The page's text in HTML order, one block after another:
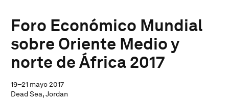
Foro Económico Mundial
sobre Oriente Medio y
norte de África 2017
19–21 mayo 2017
Dead Sea, Jordan